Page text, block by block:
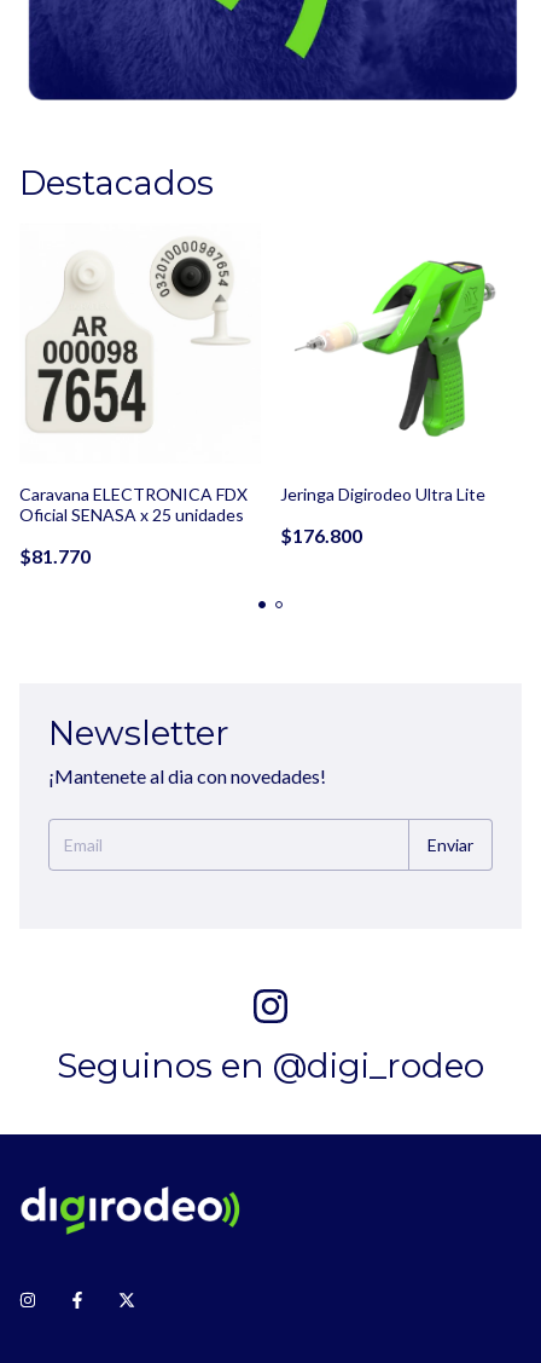
Destacados
Caravana ELECTRONICA FDX
Oficial SENASA x 25 unidades
$81.770
Jeringa Digirodeo Ultra Lite
$176.800
Newsletter
¡Mantenete al dia con novedades!
Seguinos en @digi_rodeo